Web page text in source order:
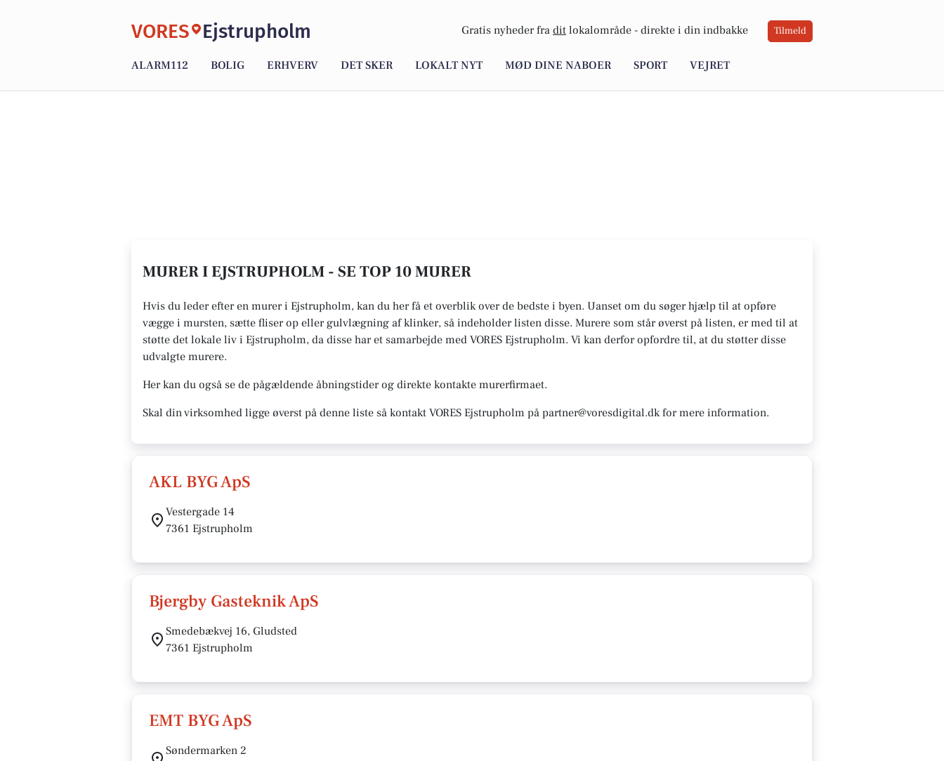
VORES Ejstrupholm Gratis nyheder fra dit lokalområde - direkte i din indbakke Tilmeld
ALARM112 BOLIG ERHVERV DET SKER LOKALT NYT MØD DINE NABOER SPORT VEJRET
MURER I EJSTRUPHOLM - SE TOP 10 MURER
Hvis du leder efter en murer i Ejstrupholm, kan du her få et overblik over de bedste i byen. Uanset om du søger hjælp til at opføre
vægge i mursten, sætte fliser op eller gulvlægning af klinker, så indeholder listen disse. Murere som står øverst på listen, er med til at
støtte det lokale liv i Ejstrupholm, da disse har et samarbejde med VORES Ejstrupholm. Vi kan derfor opfordre til, at du støtter disse
udvalgte murere.
Her kan du også se de pågældende åbningstider og direkte kontakte murerfirmaet.
Skal din virksomhed ligge øverst på denne liste så kontakt VORES Ejstrupholm på partner@voresdigital.dk for mere information.
AKL BYG ApS
Vestergade 14
7361 Ejstrupholm
Bjergby Gasteknik ApS
Smedebækvej 16, Gludsted
7361 Ejstrupholm
EMT BYG ApS
Søndermarken 2